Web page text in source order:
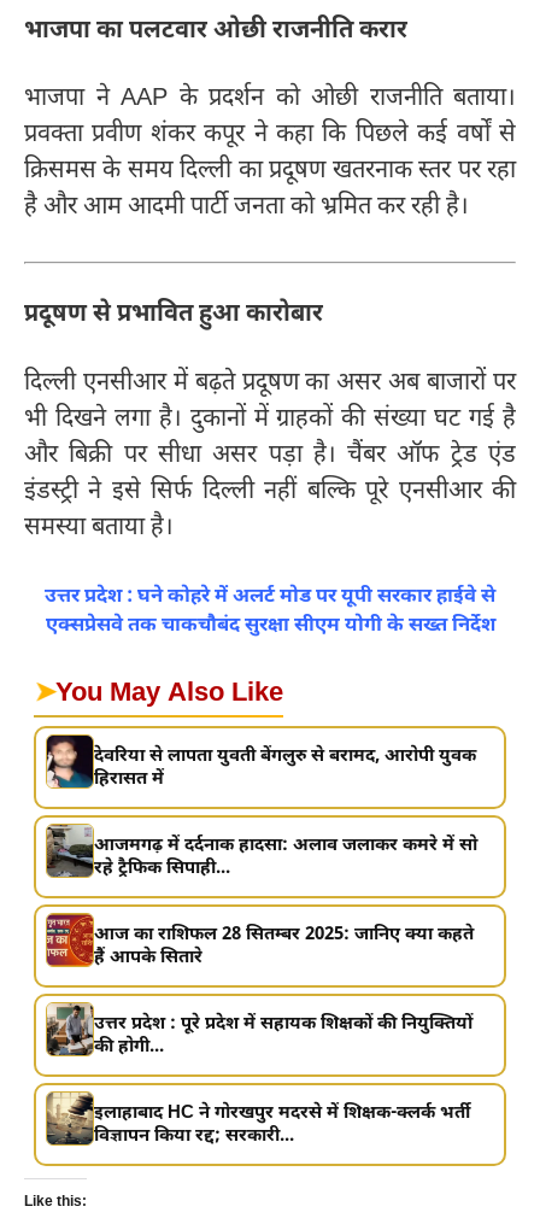
भाजपा का पलटवार ओछी राजनीति करार
भाजपा ने AAP के प्रदर्शन को ओछी राजनीति बताया।
प्रवक्ता प्रवीण शंकर कपूर ने कहा कि पिछले कई वर्षों से
क्रिसमस के समय दिल्ली का प्रदूषण खतरनाक स्तर पर रहा
है और आम आदमी पार्टी जनता को भ्रमित कर रही है।
प्रदूषण से प्रभावित हुआ कारोबार
दिल्ली एनसीआर में बढ़ते प्रदूषण का असर अब बाजारों पर
भी दिखने लगा है। दुकानों में ग्राहकों की संख्या घट गई है
और बिक्री पर सीधा असर पड़ा है। चैंबर ऑफ ट्रेड एंड
इंडस्ट्री ने इसे सिर्फ दिल्ली नहीं बल्कि पूरे एनसीआर की
समस्या बताया है।
उत्तर प्रदेश : घने कोहरे में अलर्ट मोड पर यूपी सरकार हाईवे से
एक्सप्रेसवे तक चाकचौबंद सुरक्षा सीएम योगी के सख्त निर्देश
➤You May Also Like
देवरिया से लापता युवती बेंगलुरु से बरामद, आरोपी युवक
हिरासत में
आजमगढ़ में दर्दनाक हादसा: अलाव जलाकर कमरे में सो
रहे ट्रैफिक सिपाही...
आज का राशिफल 28 सितम्बर 2025: जानिए क्या कहते
हैं आपके सितारे
उत्तर प्रदेश : पूरे प्रदेश में सहायक शिक्षकों की नियुक्तियों
की होगी...
इलाहाबाद HC ने गोरखपुर मदरसे में शिक्षक-क्लर्क भर्ती
विज्ञापन किया रद्द; सरकारी...
Like this: